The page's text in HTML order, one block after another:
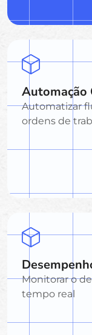
Automação
Automatizar
ordens de
Monitorar o
tempo real